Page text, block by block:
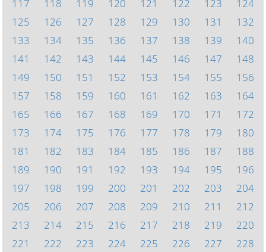
117
118 119 120 121 122 123
124
125
126 127 128 129 130 131
132
133
134 135 136 137 138 139
140
141
142 143 144 145 146 147
148
149
150 151 152 153 154 155
156
157
158 159 160 161 162 163
164
165
166 167 168 169 170 171
172
173
174 175 176 177 178 179
180
181
182 183 184 185 186 187
188
189
190 191 192 193 194 195
196
197
198 199 200 201 202 203
204
205
206 207 208 209 210 211
212
213
214 215 216 217 218 219
220
221
222 223 224 225 226 227
228